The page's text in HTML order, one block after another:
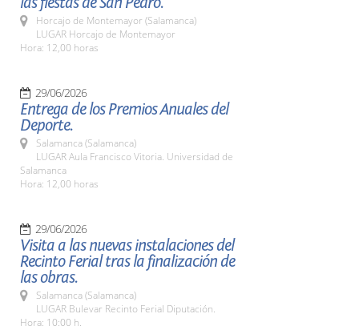
Horcajo de Montemayor (Salamanca)
LUGAR Horcajo de Montemayor
Hora: 12,00 horas
29/06/2026
Entrega de los Premios Anuales del
Deporte.
Salamanca (Salamanca)
LUGAR Aula Francisco Vitoria. Universidad de
Salamanca
Hora: 12,00 horas
29/06/2026
Visita a las nuevas instalaciones del
Recinto Ferial tras la finalización de
las obras.
Salamanca (Salamanca)
LUGAR Bulevar Recinto Ferial Diputación.
Hora: 10:00 h.